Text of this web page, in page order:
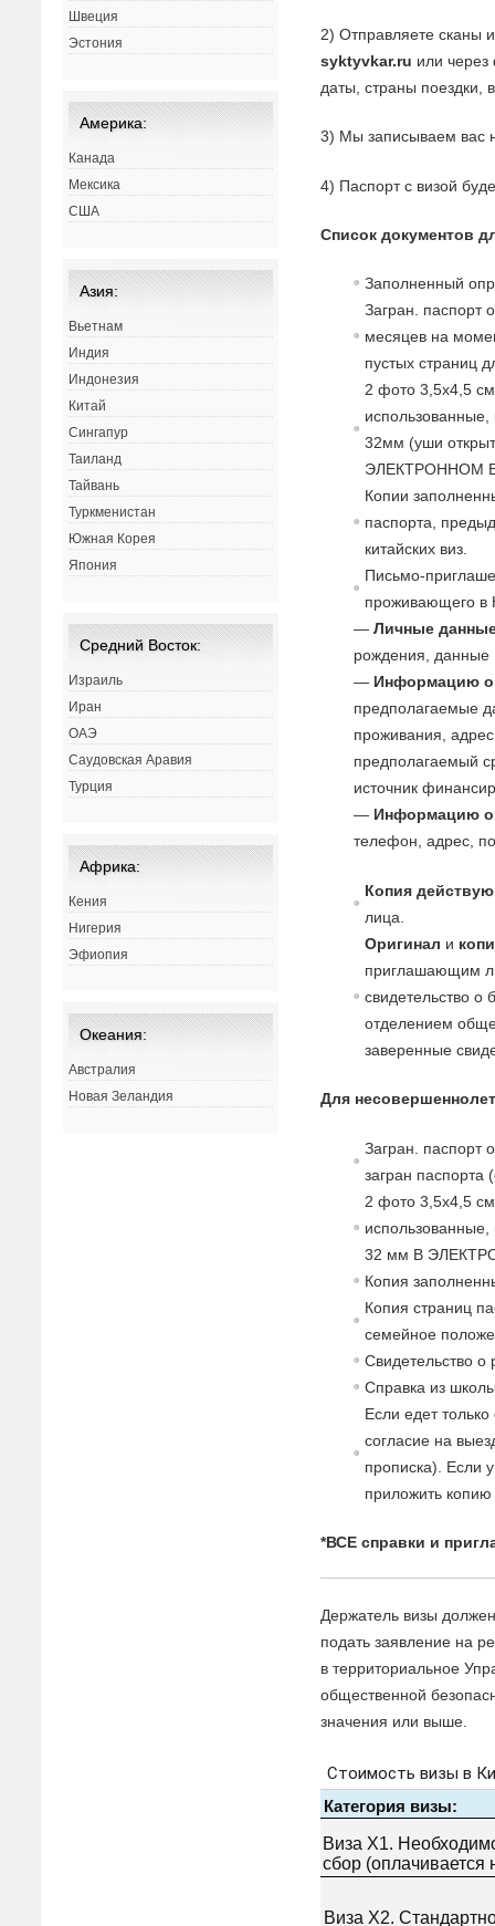
2) Отправляете сканы
syktyvkar.ru или через
даты, страны поездки,
3) Мы записываем вас
4) Паспорт с визой
Список документов
Заполненный
Загран. паспорт
месяцев на
пустых страниц
2 фото 3,5х4,5
32мм (уши
ЭЛЕКТРОННОМ
Копии
паспорта,
китайских виз.
Письмо-
проживающего в
—Личные
рождения, данные
— Информацию о
предполагаемые
проживания,
предполагаемый
источник
— Информацию
телефон, адрес,
Копия
лица.
Оригинал и
приглашающим
свидетельство о
отделением
заверенные
Для
Загран. паспорт
загран
2 фото 3,5х4,5
32 мм В
Копия
Копия страниц
семейное
Свидетельство
Справка из
Если едет
согласие на
прописка). Если
приложить
*ВСЕ справки и
Держатель визы
подать заявление на
в территориальное
общественной
значения или выше.
Швеция
Эстония
Америка:
Канада
Мексика
США
Азия:
Вьетнам
Индия
Индонезия
Китай
Сингапур
Таиланд
Тайвань
Туркменистан
Южная Корея
Япония
Средний Восток:
Израиль
Иран
ОАЭ
Саудовская Аравия
Турция
Африка:
Кения
Нигерия
Эфиопия
Океания:
Австралия
Новая Зеландия